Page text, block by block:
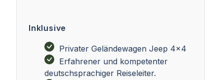
Inklusive
Privater Geländewagen Jeep 4x4
Erfahrener und kompetenter
deutschsprachiger Reiseleiter.